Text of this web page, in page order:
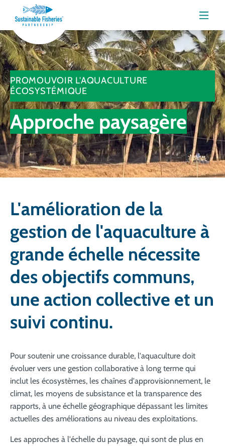
Menu
PROMOUVOIR L'AQUACULTURE
ÉCOSYSTÉMIQUE
Approche paysagère
L'amélioration de la
gestion de l'aquaculture à
grande échelle nécessite
des objectifs communs,
une action collective et un
suivi continu.
Pour soutenir une croissance durable, l'aquaculture doit
évoluer vers une gestion collaborative à long terme qui
inclut les écosystèmes, les chaînes d'approvisionnement, le
climat, les moyens de subsistance et la transparence des
rapports, à une échelle géographique dépassant les limites
actuelles des améliorations au niveau des exploitations.
Les approches à l'échelle du paysage, qui sont de plus en